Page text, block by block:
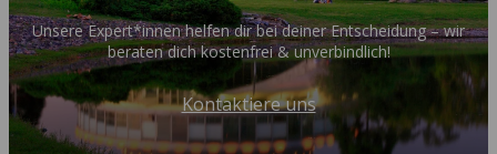
Unsere Expert*innen helfen dir bei deiner Entscheidung – wir
beraten dich kostenfrei & unverbindlich!
Kontaktiere uns